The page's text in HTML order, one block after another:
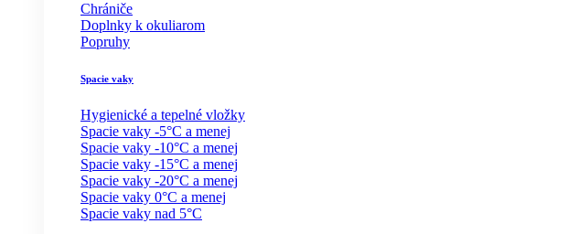
Chrániče
Doplnky k okuliarom
Popruhy
Spacie vaky
Hygienické a tepelné vložky
Spacie vaky -5°C a menej
Spacie vaky -10°C a menej
Spacie vaky -15°C a menej
Spacie vaky -20°C a menej
Spacie vaky 0°C a menej
Spacie vaky nad 5°C